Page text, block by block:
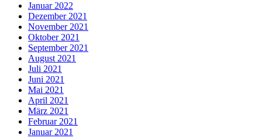
Januar 2022
Dezember 2021
November 2021
Oktober 2021
September 2021
August 2021
Juli 2021
Juni 2021
Mai 2021
April 2021
März 2021
Februar 2021
Januar 2021